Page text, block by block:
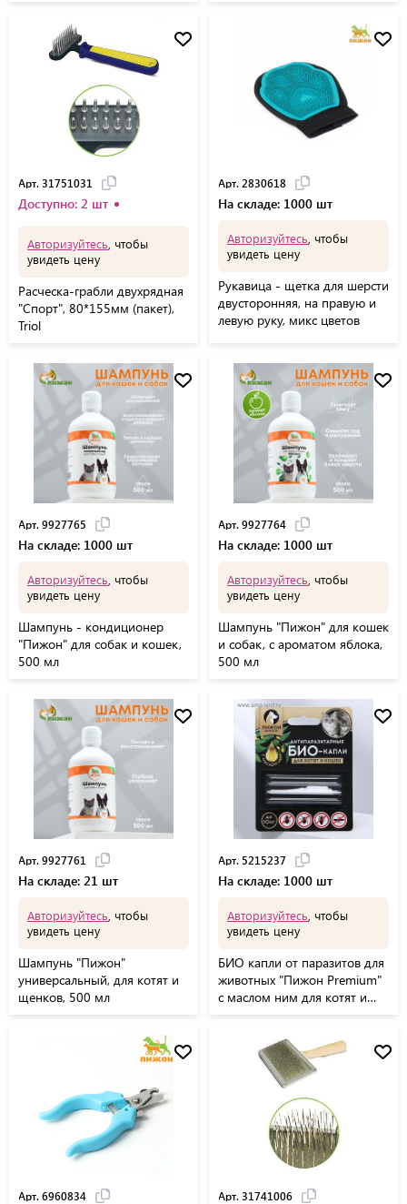
Арт. 31751031
Доступно: 2 шт
Авторизуйтесь , чтобы
увидеть цену
Расческа-грабли двухрядная
"Спорт", 80*155мм (пакет),
Triol
Арт. 2830618
На складе: 1000 шт
Авторизуйтесь , чтобы
увидеть цену
Рукавица - щетка для шерсти
двусторонняя, на правую и
левую руку, микс цветов
Арт. 9927765
На складе: 1000 шт
Авторизуйтесь , чтобы
увидеть цену
Шампунь - кондиционер
"Пижон" для собак и кошек,
500 мл
Арт. 9927764
На складе: 1000 шт
Авторизуйтесь , чтобы
увидеть цену
Шампунь "Пижон" для кошек
и собак, с ароматом яблока,
500 мл
Арт. 9927761
На складе: 21 шт
Авторизуйтесь , чтобы
увидеть цену
Шампунь "Пижон"
универсальный, для котят и
щенков, 500 мл
Арт. 5215237
На складе: 1000 шт
Авторизуйтесь , чтобы
увидеть цену
БИО капли от паразитов для
животных "Пижон Premium"
с маслом ним для котят и
Арт. 6960834 Арт. 31741006